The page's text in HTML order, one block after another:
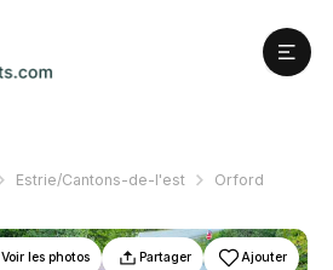
Estrie/Cantons-de-l'est Orford
Voir les photos Partager Ajouter